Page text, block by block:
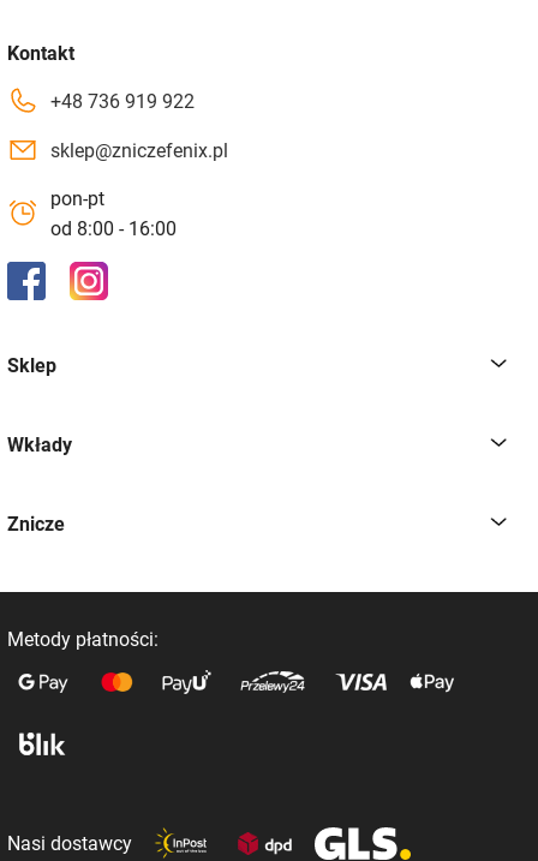
Kontakt
+48 736 919 922
sklep@zniczefenix.pl
pon-pt
od 8:00 - 16:00
Sklep
Wkłady
Znicze
Metody płatności:
Nasi dostawcy